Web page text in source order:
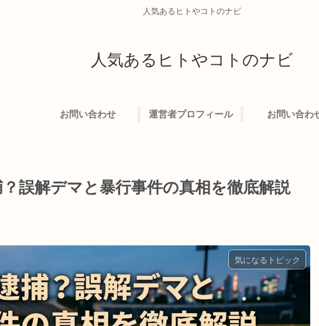
人気あるヒトやコトのナビ
人気あるヒトやコトのナビ
お問い合わせ 運営者プロフィール お問い合わ
誤解デマと暴行事件の真相を徹底解説
気になるトピック